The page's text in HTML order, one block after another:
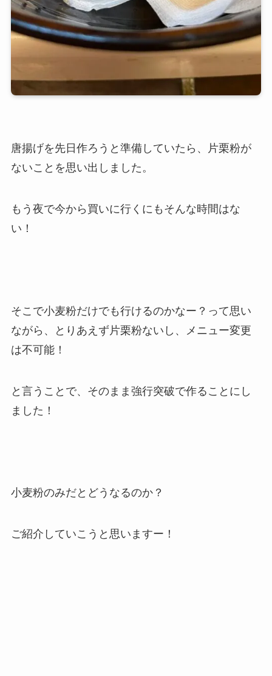
唐揚げを先日作ろうと準備していたら、片栗粉が
ないことを思い出しました。
もう夜で今から買いに行くにもそんな時間はな
い！
そこで小麦粉だけでも行けるのかなー？って思い
ながら、とりあえず片栗粉ないし、メニュー変更
は不可能！
と言うことで、そのまま強行突破で作ることにし
ました！
小麦粉のみだとどうなるのか？
ご紹介していこうと思いますー！